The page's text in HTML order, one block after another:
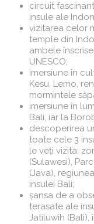
circuit
insule ale
vizitarea celor
temple din
ambele
UNESCO;
imersiune în
Kesu, Lemo,
mormintele
imersiune în
Bali, iar la
descoperirea
toate cele 3
le veți vizita:
(Sulawesi),
(Java),
insulei Bali;
șansa de a
terasate ale
Jatiluwih (Bali),